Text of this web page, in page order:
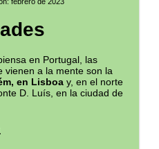
en Portugal, las
vienen a la mente son la
en Lisboa y, en el norte
D. Luís, en la ciudad de